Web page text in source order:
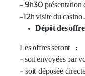
- 9h30 présentation
-12h visite du casino.
Dépôt des
Les offres seront :
- soit envoyées par
- soit déposée